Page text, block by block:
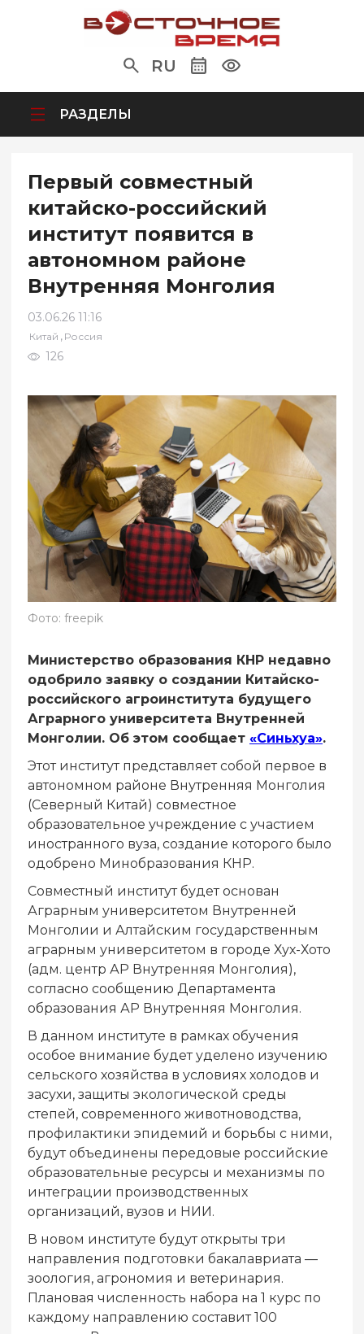
RU
РАЗДЕЛЫ
Первый совместный
китайско-российский
институт появится в
автономном районе
Внутренняя Монголия
03.06.26 11:16
Китай , Россия
126
Фото: freepik
Министерство образования КНР недавно
одобрило заявку о создании Китайско-
российского агроинститута будущего
Аграрного университета Внутренней
Монголии. Об этом сообщает «Синьхуа».
Этот институт представляет собой первое в
автономном районе Внутренняя Монголия
(Северный Китай) совместное
образовательное учреждение с участием
иностранного вуза, создание которого было
одобрено Минобразования КНР.
Совместный институт будет основан
Аграрным университетом Внутренней
Монголии и Алтайским государственным
аграрным университетом в городе Хух-Хото
(адм. центр АР Внутренняя Монголия),
согласно сообщению Департамента
образования АР Внутренняя Монголия.
В данном институте в рамках обучения
особое внимание будет уделено изучению
сельского хозяйства в условиях холодов и
засухи, защиты экологической среды
степей, современного животноводства,
профилактики эпидемий и борьбы с ними,
будут объединены передовые российские
образовательные ресурсы и механизмы по
интеграции производственных
организаций, вузов и НИИ.
В новом институте будут открыты три
направления подготовки бакалавриата —
зоология, агрономия и ветеринария.
Плановая численность набора на 1 курс по
каждому направлению составит 100